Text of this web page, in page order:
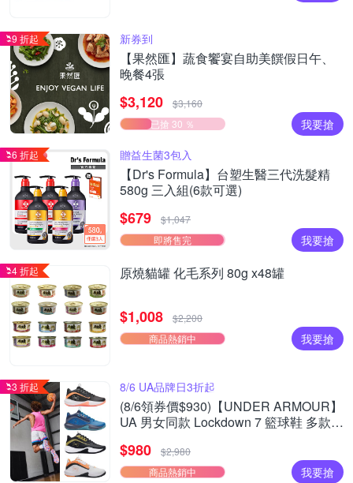
9 折起 新券到
【果然匯】蔬食饗宴自助美饌假日午、
晚餐4張
$3,120
$3,160
已搶 30 ％
我要搶
6 折起 贈益生菌3包入
【Dr's Formula】台塑生醫三代洗髮精
580g 三入組(6款可選)
$679
$1,047
即將售完
我要搶
4 折起 原燒貓罐 化毛系列 80g x48罐
$1,008
$2,200
商品熱銷中
我要搶
3 折起 8/6 UA品牌日3折起
(8/6領券價$930)【UNDER ARMOUR】
UA 男女同款 Lockdown 7 籃球鞋 多款任
$980
$2,980
商品熱銷中
我要搶